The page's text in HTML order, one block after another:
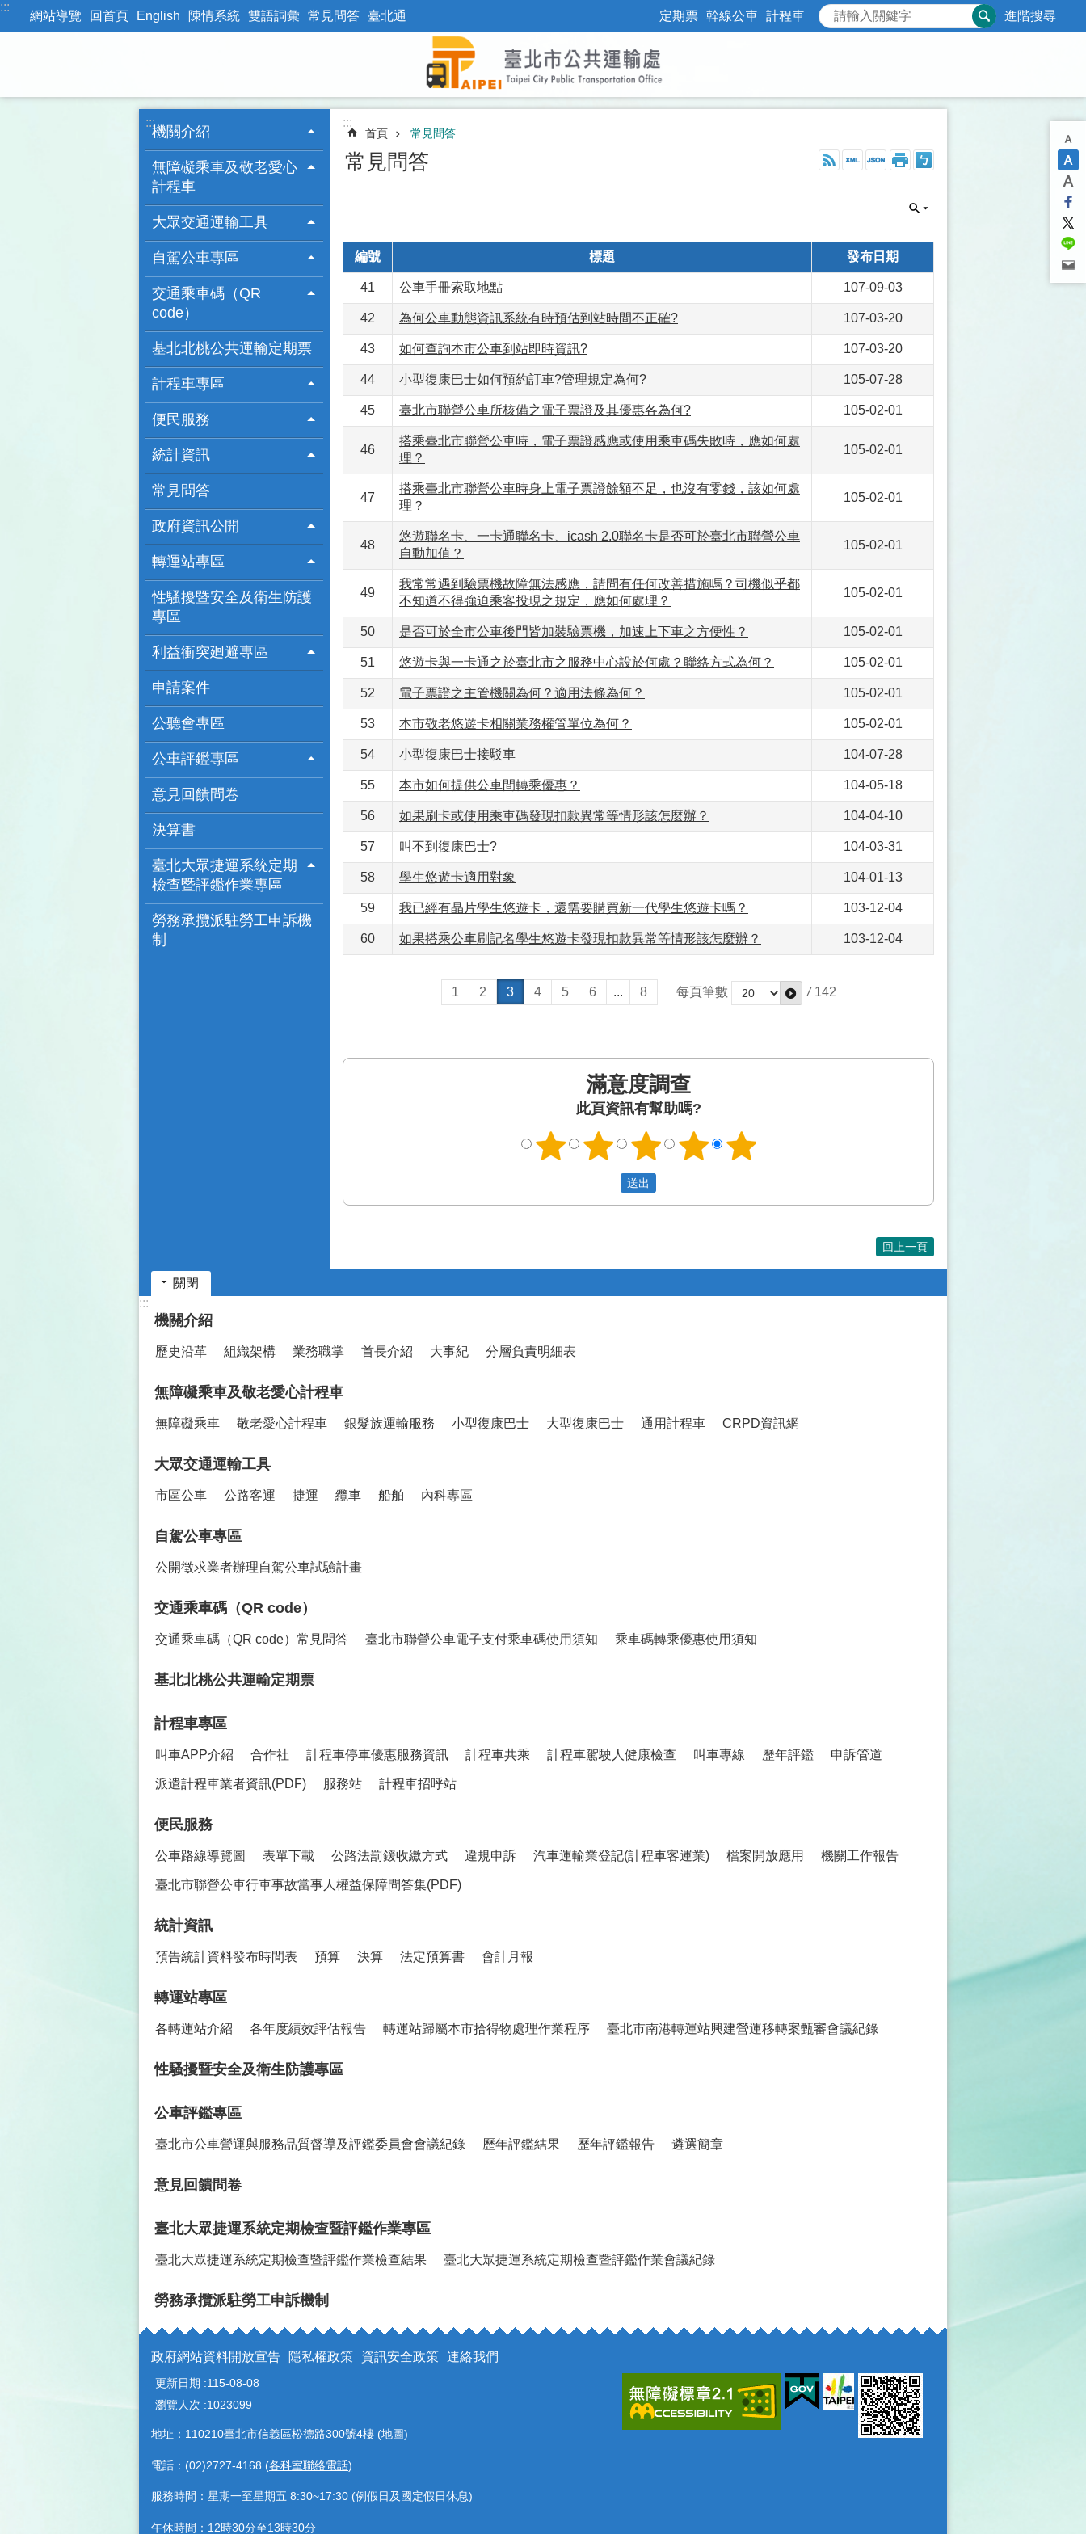
跳到主要內容區塊
:::
網站導覽 回首頁 English 陳情系統 雙語詞彙 常見問答 臺北通 定期票 幹線公車 計程車 進階搜尋
:::
機關介紹
無障礙乘車及敬老愛心
計程車
大眾交通運輸工具
自駕公車專區
交通乘車碼（QR
code）
基北北桃公共運輸定期票
計程車專區
便民服務
統計資訊
常見問答
政府資訊公開
轉運站專區
性騷擾暨安全及衛生防護
專區
利益衝突廻避專區
申請案件
公聽會專區
公車評鑑專區
意見回饋問卷
決算書
臺北大眾捷運系統定期
檢查暨評鑑作業專區
勞務承攬派駐勞工申訴機
制
:::
首頁 常見問答
常見問答
編號 標題 發布日期
41 公車手冊索取地點 107-09-03
42 為何公車動態資訊系統有時預估到站時間不正確? 107-03-20
43 如何查詢本市公車到站即時資訊? 107-03-20
44 小型復康巴士如何預約訂車?管理規定為何? 105-07-28
45 臺北市聯營公車所核備之電子票證及其優惠各為何? 105-02-01
46
搭乘臺北市聯營公車時，電子票證感應或使用乘車碼失敗時，應如何處
理？
105-02-01
47
搭乘臺北市聯營公車時身上電子票證餘額不足，也沒有零錢，該如何處
理？
105-02-01
48
悠遊聯名卡、一卡通聯名卡、icash 2.0聯名卡是否可於臺北市聯營公車
自動加值？
105-02-01
49
我常常遇到驗票機故障無法感應，請問有任何改善措施嗎？司機似乎都
不知道不得強迫乘客投現之規定，應如何處理？
105-02-01
50 是否可於全市公車後門皆加裝驗票機，加速上下車之方便性？ 105-02-01
51 悠遊卡與一卡通之於臺北市之服務中心設於何處？聯絡方式為何？ 105-02-01
52 電子票證之主管機關為何？適用法條為何？ 105-02-01
53 本市敬老悠遊卡相關業務權管單位為何？ 105-02-01
54 小型復康巴士接駁車 104-07-28
55 本市如何提供公車間轉乘優惠？ 104-05-18
56 如果刷卡或使用乘車碼發現扣款異常等情形該怎麼辦？ 104-04-10
57 叫不到復康巴士? 104-03-31
58 學生悠遊卡適用對象 104-01-13
59 我已經有晶片學生悠遊卡，還需要購買新一代學生悠遊卡嗎？ 103-12-04
60 如果搭乘公車刷記名學生悠遊卡發現扣款異常等情形該怎麼辦？ 103-12-04
1 2 3 4 5 6 ... 8 每頁筆數 / 142
滿意度調查
此頁資訊有幫助嗎?
回上一頁
關閉
:::
機關介紹
歷史沿革 組織架構 業務職掌 首長介紹 大事紀 分層負責明細表
無障礙乘車及敬老愛心計程車
無障礙乘車 敬老愛心計程車 銀髮族運輸服務 小型復康巴士 大型復康巴士 通用計程車 CRPD資訊網
大眾交通運輸工具
市區公車 公路客運 捷運 纜車 船舶 內科專區
自駕公車專區
公開徵求業者辦理自駕公車試驗計畫
交通乘車碼（QR code）
交通乘車碼（QR code）常見問答 臺北市聯營公車電子支付乘車碼使用須知 乘車碼轉乘優惠使用須知
基北北桃公共運輸定期票
計程車專區
叫車APP介紹 合作社 計程車停車優惠服務資訊 計程車共乘 計程車駕駛人健康檢查 叫車專線 歷年評鑑 申訴管道
派遣計程車業者資訊(PDF) 服務站 計程車招呼站
便民服務
公車路線導覽圖 表單下載 公路法罰鍰收繳方式 違規申訴 汽車運輸業登記(計程車客運業) 檔案開放應用 機關工作報告
臺北市聯營公車行車事故當事人權益保障問答集(PDF)
統計資訊
預告統計資料發布時間表 預算 決算 法定預算書 會計月報
轉運站專區
各轉運站介紹 各年度績效評估報告 轉運站歸屬本市拾得物處理作業程序 臺北市南港轉運站興建營運移轉案甄審會議紀錄
性騷擾暨安全及衛生防護專區
公車評鑑專區
臺北市公車營運與服務品質督導及評鑑委員會會議紀錄 歷年評鑑結果 歷年評鑑報告 遴選簡章
意見回饋問卷
臺北大眾捷運系統定期檢查暨評鑑作業專區
臺北大眾捷運系統定期檢查暨評鑑作業檢查結果 臺北大眾捷運系統定期檢查暨評鑑作業會議紀錄
勞務承攬派駐勞工申訴機制
政府網站資料開放宣告 隱私權政策 資訊安全政策 連絡我們
更新日期
115-08-08
瀏覽人次
1023099
地址：110210臺北市信義區松德路300號4樓 (地圖)
電話：(02)2727-4168 (各科室聯絡電話)
服務時間：星期一至星期五 8:30~17:30 (例假日及國定假日休息)
午休時間：12時30分至13時30分